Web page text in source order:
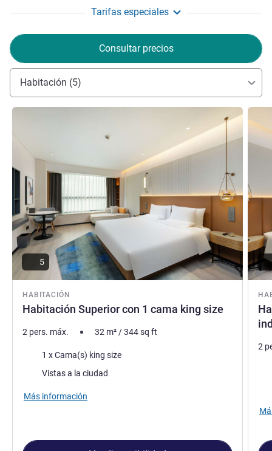
Tarifas especiales
Consultar precios
Habitación (5)
HABITACIÓN
Habitación Superior con 1 cama king size
Más información
5
2 pers. máx. 32 m²/344sq ft
Ropa de cama
1 x Cama(s) king size
Views :Vistas a la ciudad
Más información
Más
2